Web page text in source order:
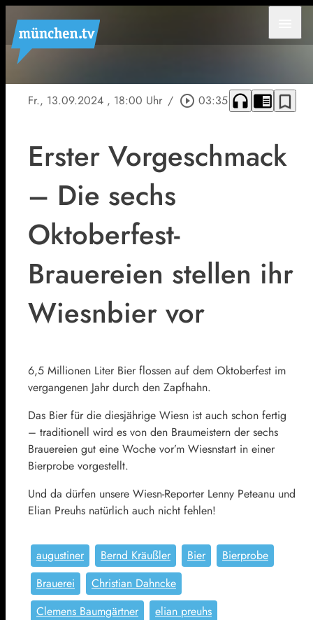
Fr., 13.09.2024 , 18:00 Uhr / play_circle_outline 03:35 headphones chrome_reader_mode bookmark_border
Erster Vorgeschmack
– Die sechs
Oktoberfest-
Brauereien stellen ihr
Wiesnbier vor
6,5 Millionen Liter Bier flossen auf dem Oktoberfest im
vergangenen Jahr durch den Zapfhahn.
Das Bier für die diesjährige Wiesn ist auch schon fertig
– traditionell wird es von den Braumeistern der sechs
Brauereien gut eine Woche vor’m Wiesnstart in einer
Bierprobe vorgestellt.
Und da dürfen unsere Wiesn-Reporter Lenny Peteanu und
Elian Preuhs natürlich auch nicht fehlen!
augustiner Bernd Kräußler Bier
Bierprobe
Brauerei
Christian Dahncke
Clemens Baumgärtner
elian preuhs